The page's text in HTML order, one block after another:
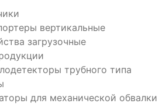
вертикальные
загрузочные
трубного типа
для механической обвалки